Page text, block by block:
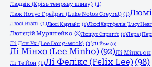
Людвік (Крізь темряву пливу) (1)
Люк Нотус Грейрат (Luke Notos Greyrat) (1)
Люсі Візлі (1)Люсі Карлайл (0)Люсі Хартфелія (Lucy
Лютецій Мурштейко (2)Люціус Сприґґс (0)Лєра
Лі Дон Ук (Lee Dong-wook) (1)Лі Йон (0)
Лі Мінхо (Lee Minho) (92)Лі Мінхьок
Лі Те Йон (1)Лі Фелікс (Felix Lee) (98)